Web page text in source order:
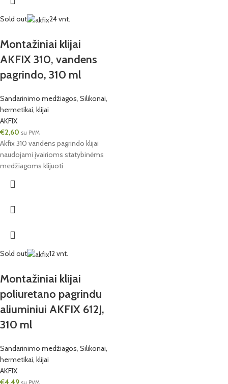
Sold out 24 vnt.
Montažiniai klijai
AKFIX 310, vandens
pagrindo, 310 ml
Sandarinimo medžiagos, Silikonai,
hermetikai, klijai
AKFIX
€2,60 su PVM
Akfix 310 vandens pagrindo klijai
naudojami įvairioms statybinėms
medžiagoms klijuoti
Sold out 12 vnt.
Montažiniai klijai
poliuretano pagrindu
aliuminiui AKFIX 612J,
310 ml
Sandarinimo medžiagos Silikonai,
hermetikai, klijai
AKFIX
€4,49 su PVM